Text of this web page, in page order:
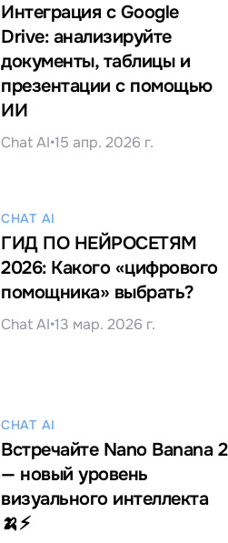
Интеграция с Google
Drive: анализируйте
документы, таблицы и
презентации с помощью
ИИ
Chat AI•15 апр. 2026 г.
CHAT AI
ГИД ПО НЕЙРОСЕТЯМ
2026: Какого «цифрового
помощника» выбрать?
Chat AI•13 мар. 2026 г.
CHAT AI
Встречайте Nano Banana 2
— новый уровень
визуального интеллекта
🍌⚡️